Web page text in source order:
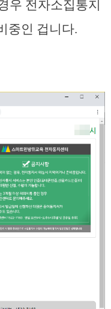
우 전자소집통지
중인 겁니다.